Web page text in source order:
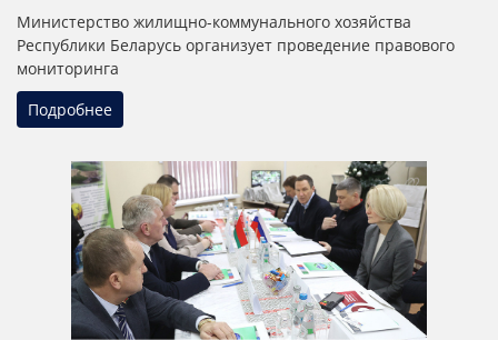
Министерство жилищно-коммунального хозяйства
Республики Беларусь организует проведение правового
мониторинга
Подробнее